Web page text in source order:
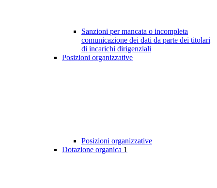
Sanzioni per mancata o incompleta
comunicazione dei dati da parte dei titolari
di incarichi dirigenziali
Posizioni organizzative
Posizioni organizzative
Dotazione organica 1